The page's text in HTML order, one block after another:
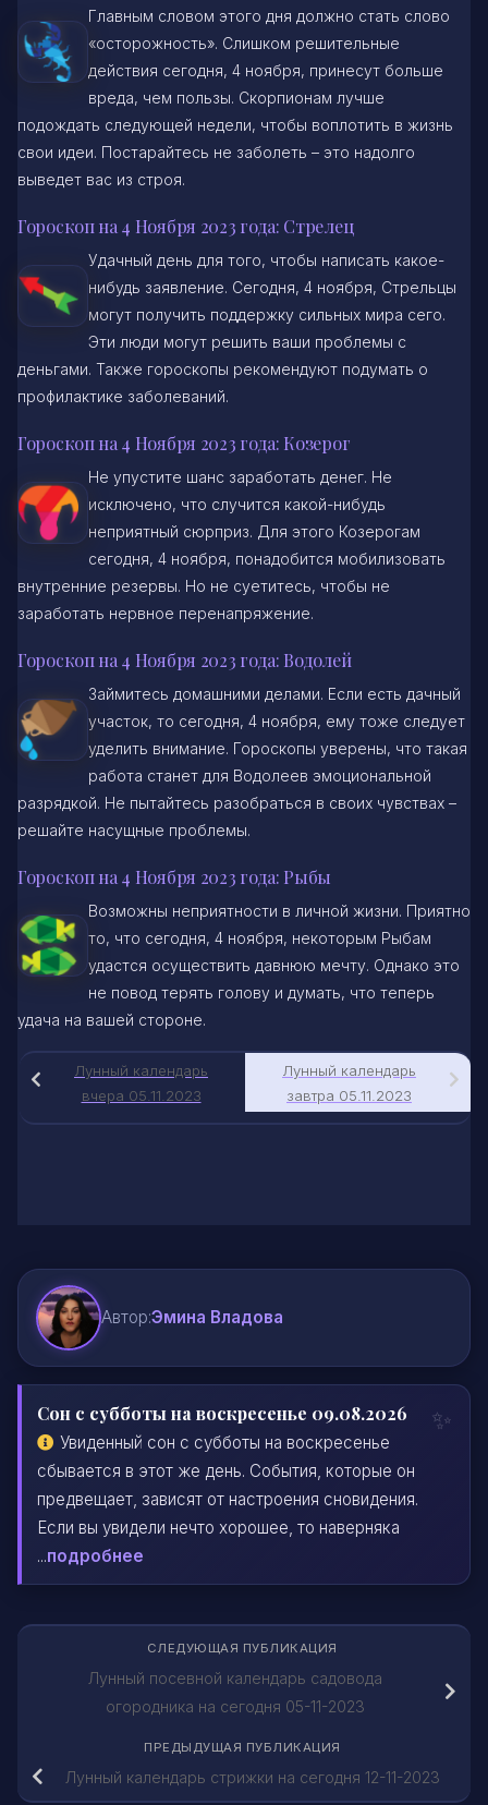
Главным словом этого дня должно стать слово
«осторожность». Слишком решительные
действия сегодня, 4 ноября, принесут больше
вреда, чем пользы. Скорпионам лучше
подождать следующей недели, чтобы воплотить в жизнь
свои идеи. Постарайтесь не заболеть – это надолго
выведет вас из строя.
Гороскоп на 4 Ноября 2023 года: Стрелец
Удачный день для того, чтобы написать какое-
нибудь заявление. Сегодня, 4 ноября, Стрельцы
могут получить поддержку сильных мира сего.
Эти люди могут решить ваши проблемы с
деньгами. Также гороскопы рекомендуют подумать о
профилактике заболеваний.
Гороскоп на 4 Ноября 2023 года: Козерог
Не упустите шанс заработать денег. Не
исключено, что случится какой-нибудь
неприятный сюрприз. Для этого Козерогам
сегодня, 4 ноября, понадобится мобилизовать
внутренние резервы. Но не суетитесь, чтобы не
заработать нервное перенапряжение.
Гороскоп на 4 Ноября 2023 года: Водолей
Займитесь домашними делами. Если есть дачный
участок, то сегодня, 4 ноября, ему тоже следует
уделить внимание. Гороскопы уверены, что такая
работа станет для Водолеев эмоциональной
разрядкой. Не пытайтесь разобраться в своих чувствах –
решайте насущные проблемы.
Гороскоп на 4 Ноября 2023 года: Рыбы
Возможны неприятности в личной жизни. Приятно
то, что сегодня, 4 ноября, некоторым Рыбам
удастся осуществить давнюю мечту. Однако это
не повод терять голову и думать, что теперь
удача на вашей стороне.
Лунный календарь
завтра 05.11.2023
Лунный календарь
вчера 05.11.2023
Автор:Эмина Владова
Сон с субботы на воскресенье 09.08.2026
Увиденный сон с субботы на воскресенье
сбывается в этот же день. События, которые он
предвещает, зависят от настроения сновидения.
Если вы увидели нечто хорошее, то наверняка
...подробнее
СЛЕДУЮЩАЯ ПУБЛИКАЦИЯ
Лунный посевной календарь садовода
огородника на сегодня 05-11-2023
ПРЕДЫДУЩАЯ ПУБЛИКАЦИЯ
Лунный календарь стрижки на сегодня 12-11-2023